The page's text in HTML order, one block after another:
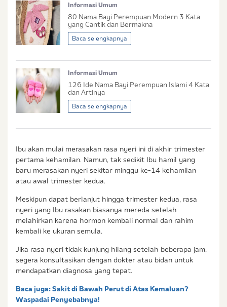
Tidak Hamil dan Memiliki Anak
Sedang Hamil
Sedang Hamil dan Memiliki Anak
kebijakan privasiIbu & Balita
Saya setuju dan bersedia menerima informasi dari
Ibu & Balita, Frisian Flag Indonesia, dan partner Ibu
& Balita.
Informasi Umum
80 Nama Bayi Perempuan Modern 3 Kata
yang Cantik dan Bermakna
Baca selengkapnya
Informasi Umum
126 Ide Nama Bayi Perempuan Islami 4 Kata
dan Artinya
Baca selengkapnya
Ibu akan mulai merasakan rasa nyeri ini di akhir trimester
pertama kehamilan. Namun, tak sedikit Ibu hamil yang
baru merasakan nyeri sekitar minggu ke-14 kehamilan
atau awal trimester kedua.
Meskipun dapat berlanjut hingga trimester kedua, rasa
nyeri yang Ibu rasakan biasanya mereda setelah
melahirkan karena hormon kembali normal dan rahim
kembali ke ukuran semula.
Jika rasa nyeri tidak kunjung hilang setelah beberapa jam,
segera konsultasikan dengan dokter atau bidan untuk
mendapatkan diagnosa yang tepat.
Baca juga:Sakit di Bawah Perut di Atas Kemaluan?
Waspadai Penyebabnya!